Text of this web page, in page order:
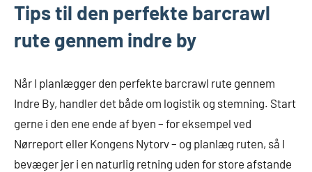
Tips til den perfekte barcrawl
rute gennem indre by
Når I planlægger den perfekte barcrawl rute gennem
Indre By, handler det både om logistik og stemning. Start
gerne i den ene ende af byen – for eksempel ved
Nørreport eller Kongens Nytorv – og planlæg ruten, så I
bevæger jer i en naturlig retning uden for store afstande